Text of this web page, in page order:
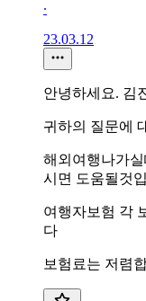
∙
23.03.12
안녕하세요. 김
귀하의 질문에
해외여행나가
시면 도움될것
여행자보험 각
다
보험료는 저렴